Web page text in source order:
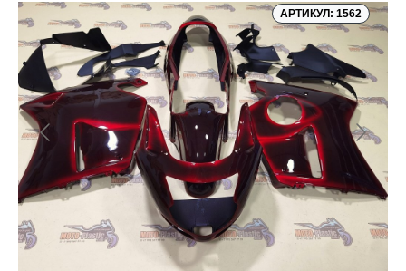
АРТИКУЛ: 1562